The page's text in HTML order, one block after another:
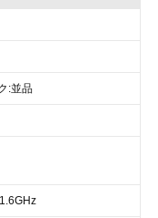
:並品